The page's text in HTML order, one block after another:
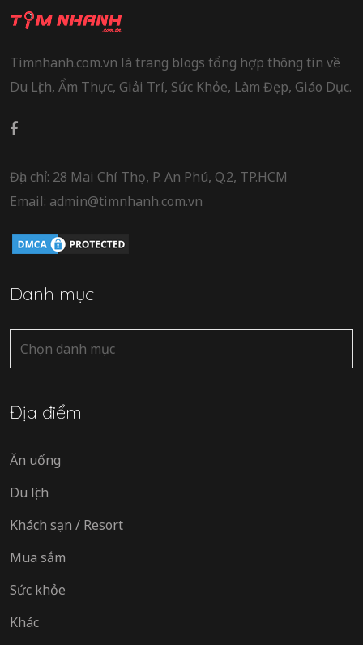
Timnhanh.com.vn là trang blogs tổng hợp thông tin về
Du Lịch, Ẩm Thực, Giải Trí, Sức Khỏe, Làm Đẹp, Giáo Dục.
Địa chỉ: 28 Mai Chí Thọ, P. An Phú, Q.2, TP.HCM
Email: admin@timnhanh.com.vn
Danh mục
Danh
mục
Địa điểm
Ăn uống
Du lịch
Khách sạn / Resort
Mua sắm
Sức khỏe
Khác